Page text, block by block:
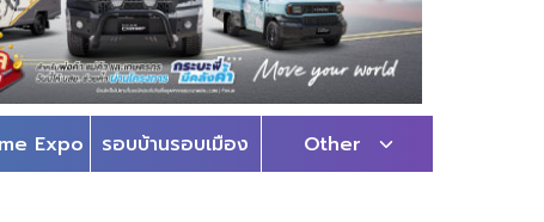
Expo รอบบ้านรอบเมือง Other